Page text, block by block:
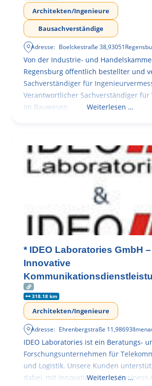
Architekten/Ingenieure
Bausachverständige
Adresse: Boelckestraße 38,93051
Von der Industrie- und
Regensburg öffentlich bestellter und
Sachverständiger für
Verantwortlicher Sachverständiger für
im Bauwesen
Weiterlesen …
* IDEO Laboratories GmbH –
Innovative
318.18 km
Architekten/Ingenieure
Adresse: Ehrenbergstraße 11,98693
IDEO Laboratories ist ein Beratungs-
Forschungsunternehmen für
und Logistik. Unsere Kunden
dabei, mit Innovationen und
Weiterlesen …